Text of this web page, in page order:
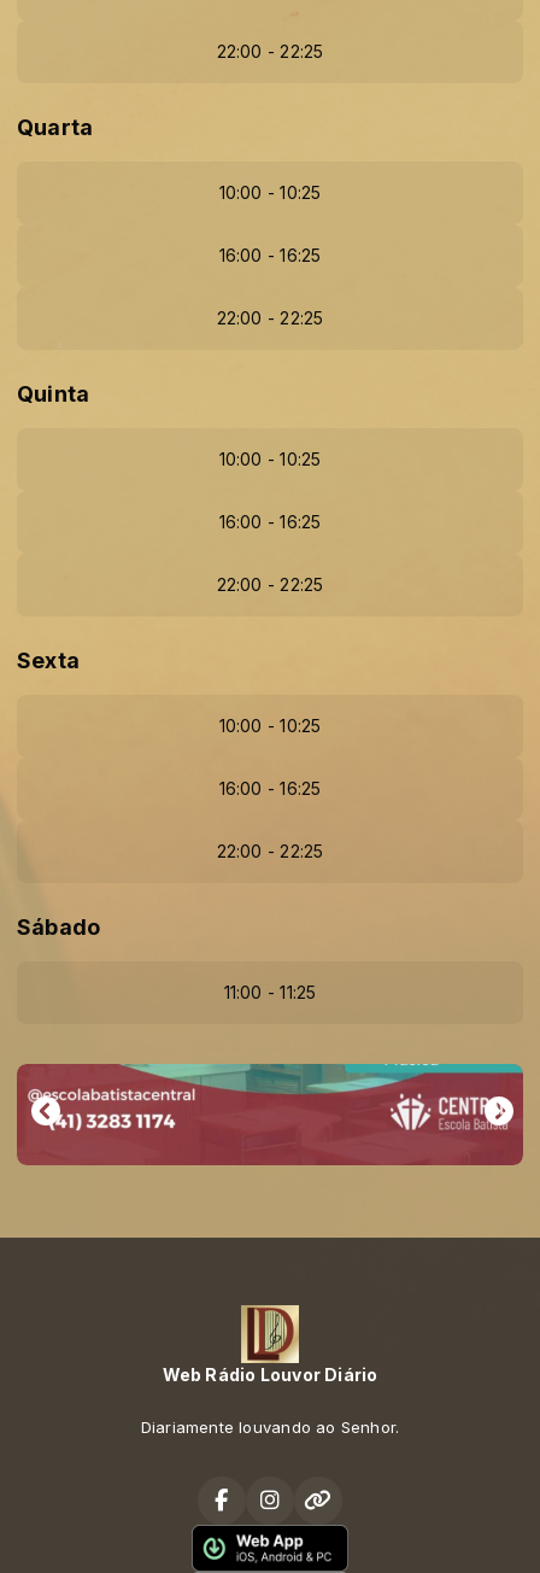
22:00 - 22:25
Quarta
10:00 - 10:25
16:00 - 16:25
22:00 - 22:25
Quinta
10:00 - 10:25
16:00 - 16:25
22:00 - 22:25
Sexta
10:00 - 10:25
16:00 - 16:25
22:00 - 22:25
Sábado
11:00 - 11:25
Web Rádio Louvor Diário
Diariamente louvando ao Senhor.